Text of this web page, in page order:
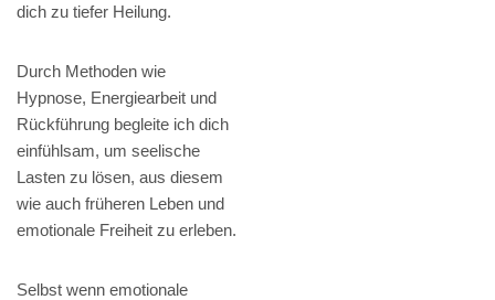
dich zu tiefer Heilung.
Durch Methoden wie
Hypnose, Energiearbeit und
Rückführung begleite ich dich
einfühlsam, um seelische
Lasten zu lösen, aus diesem
wie auch früheren Leben und
emotionale Freiheit zu erleben.
Selbst wenn emotionale